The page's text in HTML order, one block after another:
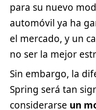
para su nuevo
automóvil ya ha
el mercado, y un
no ser la mejor
Sin embargo, la
Spring será tan
considerarse un